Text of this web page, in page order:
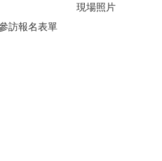
訪報名表單
現場照片